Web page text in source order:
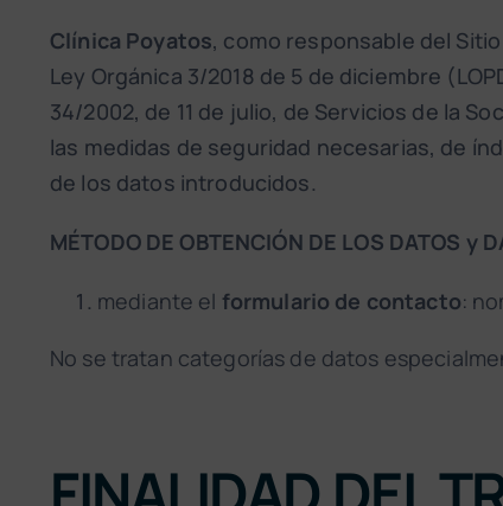
Clínica Poyatos, como responsable del
Ley Orgánica 3/2018 de 5 de diciembre
34/2002, de 11 de julio, de Servicios de la
las medidas de seguridad necesarias, de
de los datos introducidos.
MÉTODO DE OBTENCIÓN DE LOS DATOS y
mediante el formulario de contacto:
No se tratan categorías de datos